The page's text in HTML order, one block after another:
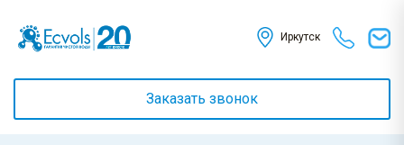
Иркутск
Заказать звонок